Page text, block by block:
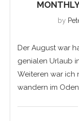
by
Der August war
genialen Urlaub
Weiteren war ich
wandern im